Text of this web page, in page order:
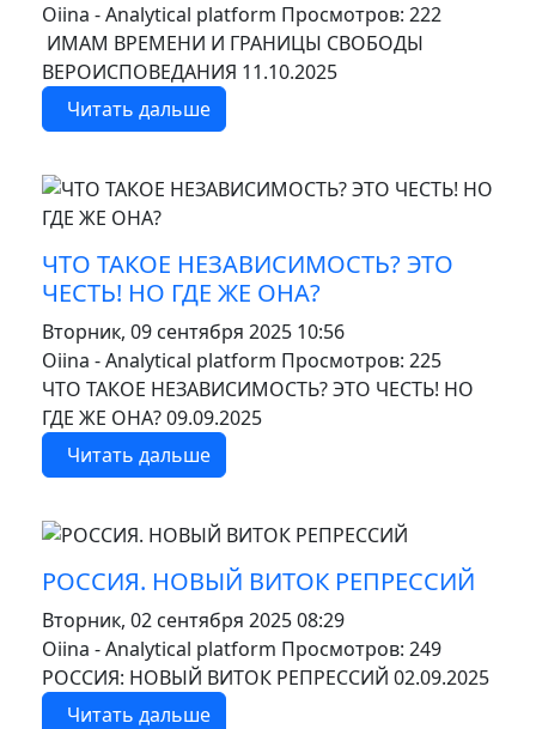
Oiina - Analytical platform Просмотров: 222
ИМАМ ВРЕМЕНИ И ГРАНИЦЫ СВОБОДЫ
ВЕРОИСПОВЕДАНИЯ 11.10.2025
Читать дальше
ЧТО ТАКОЕ НЕЗАВИСИМОСТЬ? ЭТО
ЧЕСТЬ! НО ГДЕ ЖЕ ОНА?
Вторник, 09 сентября 2025 10:56
Oiina - Analytical platform Просмотров: 225
ЧТО ТАКОЕ НЕЗАВИСИМОСТЬ? ЭТО ЧЕСТЬ! НО
ГДЕ ЖЕ ОНА? 09.09.2025
Читать дальше
MOD_JTCS_VIEW_ARTICLE_LINK
MOD_JTCS_VIEW_FULL_IMAGE
РОССИЯ. НОВЫЙ ВИТОК РЕПРЕССИЙ
Вторник, 02 сентября 2025 08:29
Oiina - Analytical platform Просмотров: 249
РОССИЯ: НОВЫЙ ВИТОК РЕПРЕССИЙ 02.09.2025
Читать дальше